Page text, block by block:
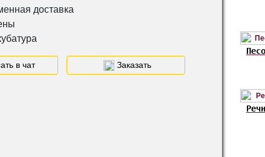
доставка
в чат Заказать